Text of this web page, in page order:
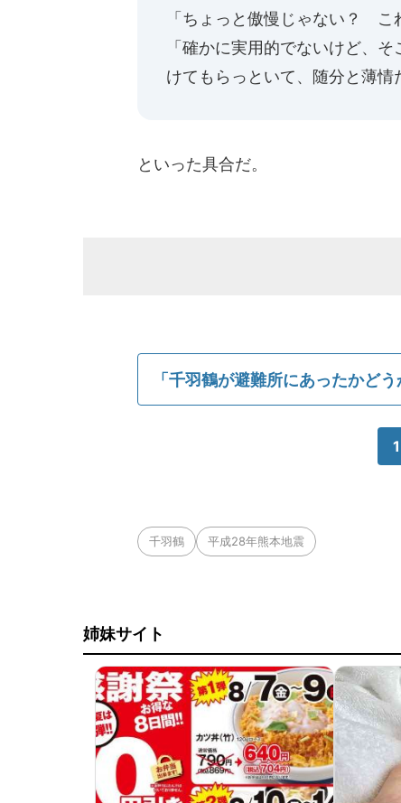
「ちょっと傲慢じゃない？ こ
「確かに実用的でないけど、
けてもらっといて、随分と薄情
といった具合だ。
「千羽鶴が避難所にあったかど
1
千羽鶴 平成28年熊本地震
姉妹サイト